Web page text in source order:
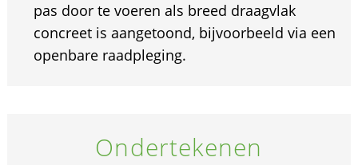
pas door te voeren als breed draagvlak
concreet is aangetoond, bijvoorbeeld via een
openbare raadpleging.
Ondertekenen